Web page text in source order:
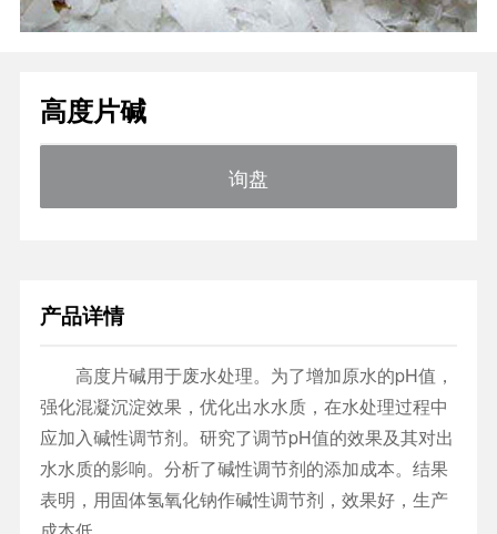
高度片碱
询盘
产品详情
高度片碱用于废水处理。为了增加原水的pH值，
强化混凝沉淀效果，优化出水水质，在水处理过程中
应加入碱性调节剂。研究了调节pH值的效果及其对出
水水质的影响。分析了碱性调节剂的添加成本。结果
表明，用固体氢氧化钠作碱性调节剂，效果好，生产